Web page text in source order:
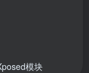
模块